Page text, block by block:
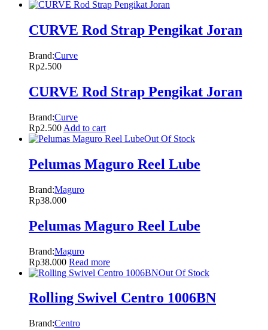
CURVE Rod Strap Pengikat Joran
Brand:Curve
Rp2.500
CURVE Rod Strap Pengikat Joran
Brand:Curve
Rp2.500 Add to cart
Out Of Stock
Pelumas Maguro Reel Lube
Brand:Maguro
Rp38.000
Pelumas Maguro Reel Lube
Brand:Maguro
Rp38.000 Read more
Out Of Stock
Rolling Swivel Centro 1006BN
Brand:Centro